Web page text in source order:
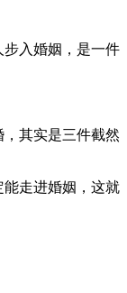
入婚姻，是一件
其实是三件截然
走进婚姻，这就